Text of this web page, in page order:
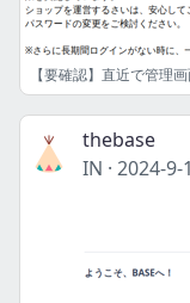
【要確認】直近で管理
thebase
IN · 2024-9-